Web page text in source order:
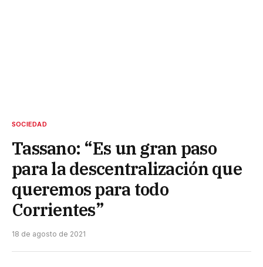
SOCIEDAD
Tassano: “Es un gran paso
para la descentralización que
queremos para todo
Corrientes”
18 de agosto de 2021